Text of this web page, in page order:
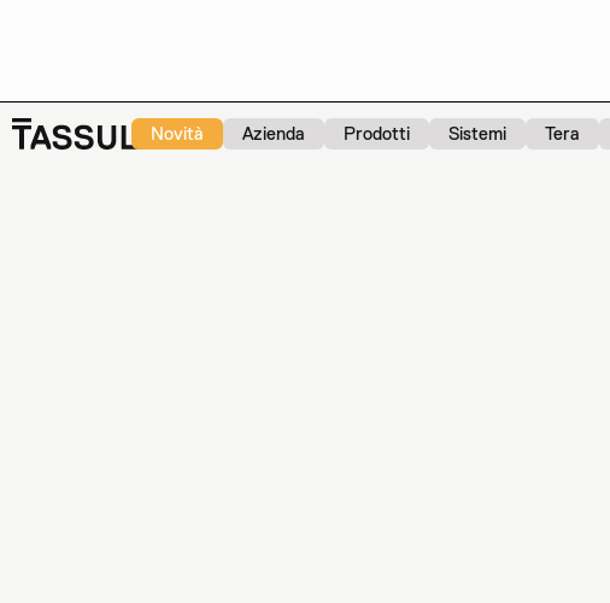
Novità Azienda Prodotti Sistemi Tera